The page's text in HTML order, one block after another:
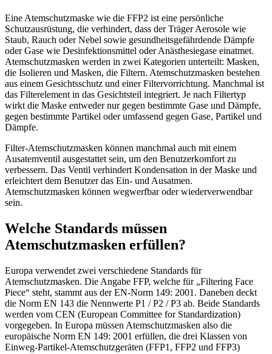
Eine Atemschutzmaske wie die FFP2 ist eine persönliche
Schutzausrüstung, die verhindert, dass der Träger Aerosole wie
Staub, Rauch oder Nebel sowie gesundheitsgefährdende Dämpfe
oder Gase wie Desinfektionsmittel oder Anästhesiegase einatmet.
Atemschutzmasken werden in zwei Kategorien unterteilt: Masken,
die Isolieren und Masken, die Filtern. Atemschutzmasken bestehen
aus einem Gesichtsschutz und einer Filtervorrichtung. Manchmal ist
das Filterelement in das Gesichtsteil integriert. Je nach Filtertyp
wirkt die Maske entweder nur gegen bestimmte Gase und Dämpfe,
gegen bestimmte Partikel oder umfassend gegen Gase, Partikel und
Dämpfe.
Filter-Atemschutzmasken können manchmal auch mit einem
Ausatemventil ausgestattet sein, um den Benutzerkomfort zu
verbessern. Das Ventil verhindert Kondensation in der Maske und
erleichtert dem Benutzer das Ein- und Ausatmen.
Atemschutzmasken können wegwerfbar oder wiederverwendbar
sein.
Welche Standards müssen
Atemschutzmasken erfüllen?
Europa verwendet zwei verschiedene Standards für
Atemschutzmasken. Die Angabe FFP, welche für „Filtering Face
Piece“ steht, stammt aus der EN-Norm 149: 2001. Daneben deckt
die Norm EN 143 die Nennwerte P1 / P2 / P3 ab. Beide Standards
werden vom CEN (European Committee for Standardization)
vorgegeben. In Europa müssen Atemschutzmasken also die
europäische Norm EN 149: 2001 erfüllen, die drei Klassen von
Einweg-Partikel-Atemschutzgeräten (FFP1, FFP2 und FFP3)